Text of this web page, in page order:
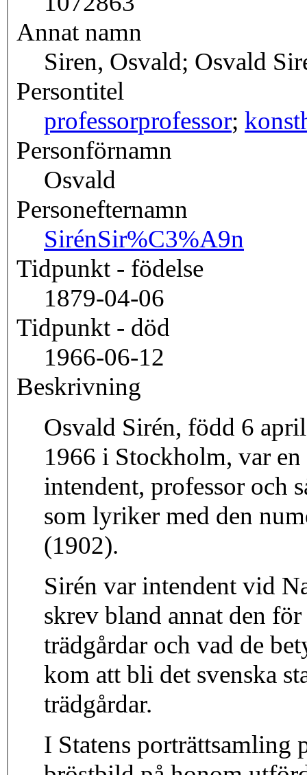
Annat namn
Siren, Osvald; Osvald
Persontitel
professorprofessor;
Personförnamn
Osvald
Personefternamn
SirénSir%C3%A9n
Tidpunkt - födelse
1879-04-06
Tidpunkt - död
1966-06-12
Beskrivning
Osvald Sirén, född 6
1966 i Stockholm, var
intendent, professor och
som lyriker med den
(1902).
Sirén var intendent vid
skrev bland annat den
trädgårdar och vad de
kom att bli det svenska
trädgårdar.
I Statens porträttsamling